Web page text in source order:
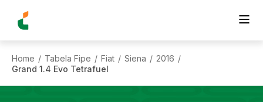
Home / Tabela Fipe / Fiat / Siena / 2016 /
Grand 1.4 Evo Tetrafuel